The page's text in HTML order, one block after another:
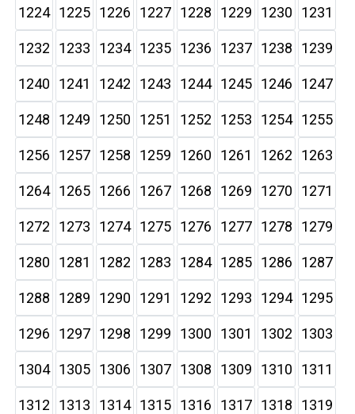
1224 1225 1226 1227 1228 1229 1230 1231
1232 1233 1234 1235 1236 1237 1238 1239
1240 1241 1242 1243 1244 1245 1246 1247
1248 1249 1250 1251 1252 1253 1254 1255
1256 1257 1258 1259 1260 1261 1262 1263
1264 1265 1266 1267 1268 1269 1270 1271
1272 1273 1274 1275 1276 1277 1278 1279
1280 1281 1282 1283 1284 1285 1286 1287
1288 1289 1290 1291 1292 1293 1294 1295
1296 1297 1298 1299 1300 1301 1302 1303
1304 1305 1306 1307 1308 1309 1310 1311
1312 1313 1314 1315 1316 1317 1318 1319